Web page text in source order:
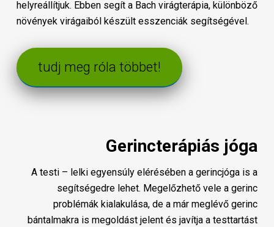
helyreállítjuk. Ebben segít a Bach virágterápia, különböző
növények virágaiból készült esszenciák segítségével.
tudj meg róla többet!
Gerincterápiás jóga
A testi – lelki egyensúly elérésében a gerincjóga is a
segítségedre lehet. Megelőzhető vele a gerinc
problémák kialakulása, de a már meglévő gerinc
bántalmakra is megoldást jelent és javítja a testtartást